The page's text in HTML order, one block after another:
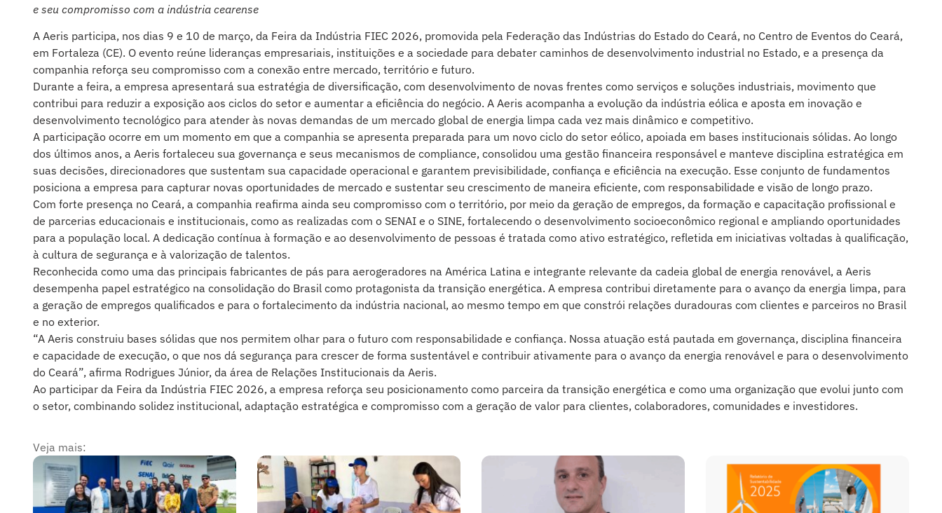
e seu compromisso com a indústria cearense
A Aeris participa, nos dias 9 e 10 de março, da Feira da Indústria FIEC 2026, promovida pela Federação das Indústrias do Estado do Ceará, no Centro de Eventos do Ceará,
em Fortaleza (CE). O evento reúne lideranças empresariais, instituições e a sociedade para debater caminhos de desenvolvimento industrial no Estado, e a presença da
companhia reforça seu compromisso com a conexão entre mercado, território e futuro.
Durante a feira, a empresa apresentará sua estratégia de diversificação, com desenvolvimento de novas frentes como serviços e soluções industriais, movimento que
contribui para reduzir a exposição aos ciclos do setor e aumentar a eficiência do negócio. A Aeris acompanha a evolução da indústria eólica e aposta em inovação e
desenvolvimento tecnológico para atender às novas demandas de um mercado global de energia limpa cada vez mais dinâmico e competitivo.
A participação ocorre em um momento em que a companhia se apresenta preparada para um novo ciclo do setor eólico, apoiada em bases institucionais sólidas. Ao longo
dos últimos anos, a Aeris fortaleceu sua governança e seus mecanismos de compliance, consolidou uma gestão financeira responsável e manteve disciplina estratégica em
suas decisões, direcionadores que sustentam sua capacidade operacional e garantem previsibilidade, confiança e eficiência na execução. Esse conjunto de fundamentos
posiciona a empresa para capturar novas oportunidades de mercado e sustentar seu crescimento de maneira eficiente, com responsabilidade e visão de longo prazo.
Com forte presença no Ceará, a companhia reafirma ainda seu compromisso com o território, por meio da geração de empregos, da formação e capacitação profissional e
de parcerias educacionais e institucionais, como as realizadas com o SENAI e o SINE, fortalecendo o desenvolvimento socioeconômico regional e ampliando oportunidades
para a população local. A dedicação contínua à formação e ao desenvolvimento de pessoas é tratada como ativo estratégico, refletida em iniciativas voltadas à qualificação,
à cultura de segurança e à valorização de talentos.
Reconhecida como uma das principais fabricantes de pás para aerogeradores na América Latina e integrante relevante da cadeia global de energia renovável, a Aeris
desempenha papel estratégico na consolidação do Brasil como protagonista da transição energética. A empresa contribui diretamente para o avanço da energia limpa, para
a geração de empregos qualificados e para o fortalecimento da indústria nacional, ao mesmo tempo em que constrói relações duradouras com clientes e parceiros no Brasil
e no exterior.
“A Aeris construiu bases sólidas que nos permitem olhar para o futuro com responsabilidade e confiança. Nossa atuação está pautada em governança, disciplina financeira
e capacidade de execução, o que nos dá segurança para crescer de forma sustentável e contribuir ativamente para o avanço da energia renovável e para o desenvolvimento
do Ceará”, afirma Rodrigues Júnior, da área de Relações Institucionais da Aeris.
Ao participar da Feira da Indústria FIEC 2026, a empresa reforça seu posicionamento como parceira da transição energética e como uma organização que evolui junto com
o setor, combinando solidez institucional, adaptação estratégica e compromisso com a geração de valor para clientes, colaboradores, comunidades e investidores.
Veja mais: